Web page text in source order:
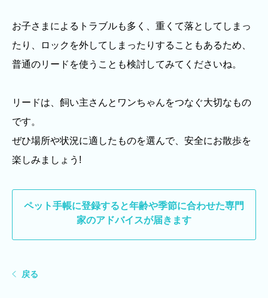
お子さまによるトラブルも多く、重くて落としてしまっ
たり、ロックを外してしまったりすることもあるため、
普通のリードを使うことも検討してみてくださいね。
リードは、飼い主さんとワンちゃんをつなぐ大切なもの
です。
ぜひ場所や状況に適したものを選んで、安全にお散歩を
楽しみましょう!
ペット手帳に登録すると年齢や季節に合わせた専門
家のアドバイスが届きます
戻る